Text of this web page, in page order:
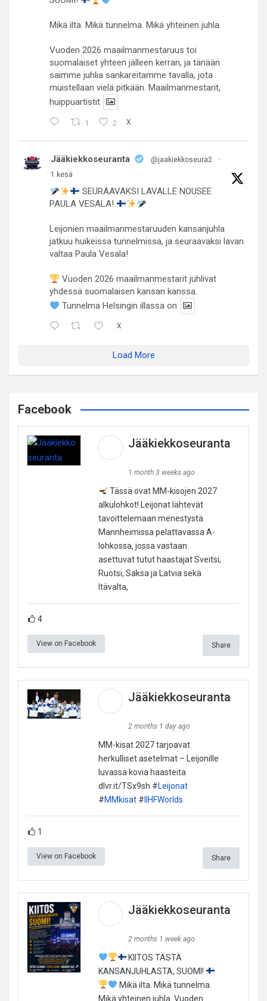
Mikä ilta. Mikä tunnelma. Mikä yhteinen juhla.
Vuoden 2026 maailmanmestaruus toi
suomalaiset yhteen jälleen kerran, ja tänään
saimme juhlia sankareitamme tavalla, jota
muistellaan vielä pitkään. Maailmanmestarit,
huippuartistit
1 2 X
Jääkiekkoseuranta @jaakiekkoseura2
·
1 kesä
SEURAAVAKSI LAVALLE NOUSEE
PAULA VESALA!
Leijonien maailmanmestaruuden kansanjuhla
jatkuu huikeissa tunnelmissa, ja seuraavaksi lavan
valtaa Paula Vesala!
Vuoden 2026 maailmanmestarit juhlivat
yhdessä suomalaisen kansan kanssa.
Tunnelma Helsingin illassa on
X
Load More
Facebook
Jääkiekkoseuranta
1 month 3 weeks ago
Tässä ovat MM-kisojen 2027
alkulohkot! Leijonat lähtevät
tavoittelemaan menestystä
Mannheimissa pelattavassa A-
lohkossa, jossa vastaan
asettuvat tutut haastajat Sveitsi,
Ruotsi, Saksa ja Latvia sekä
Itävalta,
4
View on Facebook Share
Jääkiekkoseuranta
2 months 1 day ago
MM-kisat 2027 tarjoavat
herkulliset asetelmat – Leijonille
luvassa kovia haasteita
dlvr.it/TSx9sh #Leijonat
#MMkisat#IIHFWorlds
1
View on Facebook Share
Jääkiekkoseuranta
2 months 1 week ago
KIITOS TÄSTÄ
KANSANJUHLASTA, SUOMI!
Mikä ilta. Mikä tunnelma.
Mikä yhteinen juhla. Vuoden